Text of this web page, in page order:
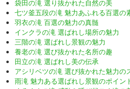
袋田の滝 選り抜かれた自然の美
七ツ釜五段の滝 魅力あふれる百選の
羽衣の滝 百選の魅力の真髄
インクラの滝 選ばれし場所の魅力
三階の滝 選ばれし景観の魅力
養老の滝 選び抜かれた名所の趣
田立の滝 選ばれし美の伝承
アシリベツの滝 選び抜かれた魅力の
雨滝 魅力ある選ばれし景観のポイン